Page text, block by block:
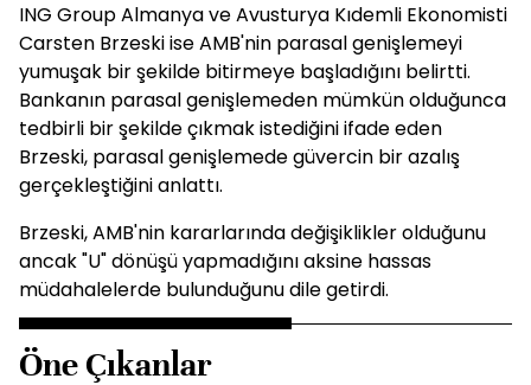
ING Group Almanya ve Avusturya Kıdemli Ekonomisti
Carsten Brzeski ise AMB'nin parasal genişlemeyi
yumuşak bir şekilde bitirmeye başladığını belirtti.
Bankanın parasal genişlemeden mümkün olduğunca
tedbirli bir şekilde çıkmak istediğini ifade eden
Brzeski, parasal genişlemede güvercin bir azalış
gerçekleştiğini anlattı.
Brzeski, AMB'nin kararlarında değişiklikler olduğunu
ancak "U" dönüşü yapmadığını aksine hassas
müdahalelerde bulunduğunu dile getirdi.
Öne Çıkanlar